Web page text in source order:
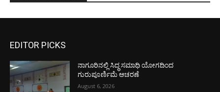
EDITOR PICKS
ನಾಗೂರಿನಲ್ಲಿ ಸಿದ್ಧ ಸಮಾಧಿ ಯೋಗದಿಂದ
ಗುರುಪೂರ್ಣಿಮೆ ಆಚರಣೆ
August 6, 2026